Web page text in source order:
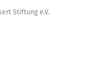
Stiftung e.V.